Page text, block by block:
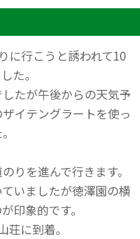
に行こうと誘われて10
た。
たが午後からの天気予
イテングラートを使っ
りを進んで行きます。
いましたが徳澤園の横
印象的です。
に到着。